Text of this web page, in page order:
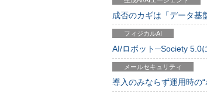
成否のカギは「データ基
フィジカルAI
AI/ロボット─Society 5.0
メールセキュリティ
導入のみならず運用時の